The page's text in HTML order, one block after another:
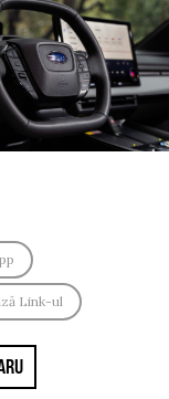
Link-ul